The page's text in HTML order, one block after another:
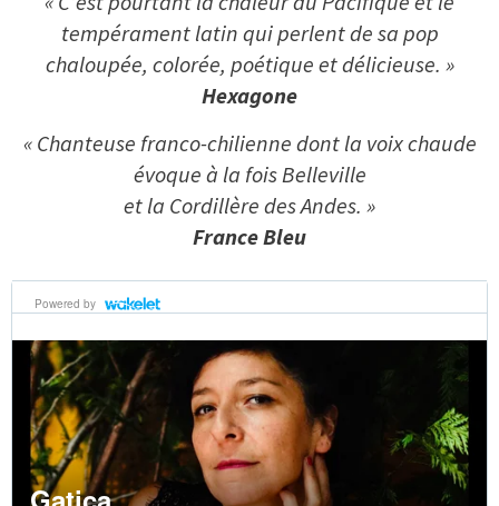
tempérament latin qui perlent de sa pop
chaloupée, colorée, poétique et délicieuse. »
Hexagone
« Chanteuse franco-chilienne dont la voix chaude
évoque à la fois Belleville
et la Cordillère des Andes. »
France Bleu